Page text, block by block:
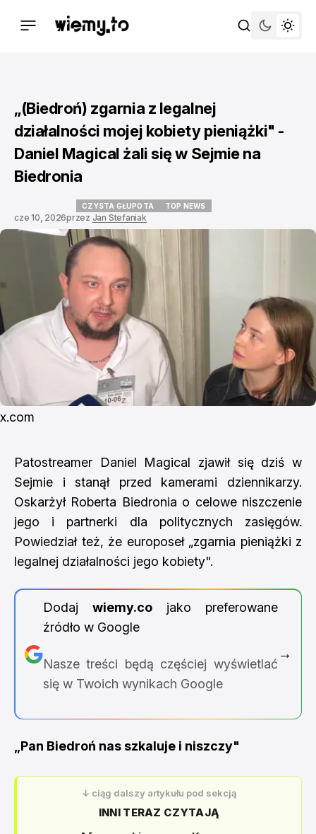
„(Biedroń) zgarnia z legalnej
działalności mojej kobiety pieniążki" -
Daniel Magical żali się w Sejmie na
Biedronia
CZYSTA GŁUPOTA TOP NEWS
cze 10, 2026przez Jan Stefaniak
x.com
Patostreamer Daniel Magical zjawił się dziś w
Sejmie i stanął przed kamerami dziennikarzy.
Oskarżył Roberta Biedronia o celowe niszczenie
jego i partnerki dla politycznych zasięgów.
Powiedział też, że europoseł „zgarnia pieniążki z
legalnej działalności jego kobiety".
Dodaj wiemy.cojako preferowane
źródło w Google
Nasze treści będą częściej wyświetlać
się w Twoich wynikach Google
→
„Pan Biedroń nas szkaluje i niszczy"
↓ ciąg dalszy artykułu pod sekcją
INNI TERAZ CZYTAJĄ